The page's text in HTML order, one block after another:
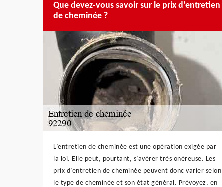
Que devez-vous savoir sur le prix d’entretien
de cheminée ?
L’entretien de cheminée est une opération exigée par
la loi. Elle peut, pourtant, s’avérer très onéreuse. Les
prix d’entretien de cheminée peuvent donc varier selon
le type de cheminée et son état général. Prévoyez, en